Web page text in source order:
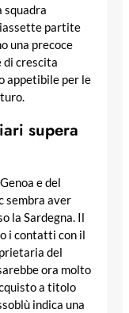
squadra
partite
una precoce
di crescita
appetibile per le
supera
e del
sembra aver
la Sardegna. Il
i contatti con il
del
ora molto
a titolo
indica una